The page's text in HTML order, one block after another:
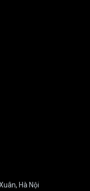
Hà Nội